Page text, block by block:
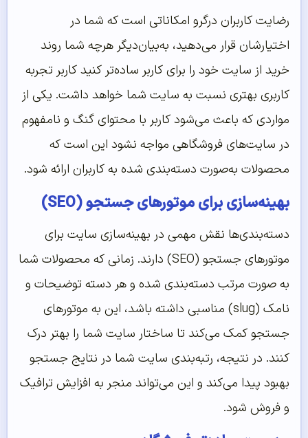
رضایت کاربران درگرو امکاناتی است که شما در
اختیارشان قرار می‌دهید، به‌بیان‌دیگر هرچه شما روند
خرید از سایت خود را برای کاربر ساده‌تر کنید کاربر تجربه
کاربری بهتری نسبت به سایت شما خواهد داشت. یکی از
مواردی که باعث می‌شود کاربر با محتوای گنگ و نامفهوم
در سایت‌های فروشگاهی مواجه نشود این است که
محصولات به‌صورت دسته‌بندی شده به کاربران ارائه شود.
بهینه‌سازی برای موتورهای جستجو (SEO)
دسته‌بندی‌ها نقش مهمی در بهینه‌سازی سایت برای
موتورهای جستجو (SEO) دارند. زمانی که محصولات شما
به صورت مرتب دسته‌بندی شده و هر دسته توضیحات و
نامک (slug) مناسبی داشته باشد، این به موتورهای
جستجو کمک می‌کند تا ساختار سایت شما را بهتر درک
کنند. در نتیجه، رتبه‌بندی سایت شما در نتایج جستجو
بهبود پیدا می‌کند و این می‌تواند منجر به افزایش ترافیک
و فروش شود.